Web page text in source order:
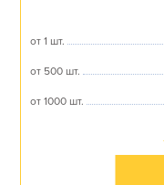
от 1 шт.
от 500 шт.
от 1000 шт.